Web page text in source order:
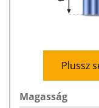
Plussz
Magasság